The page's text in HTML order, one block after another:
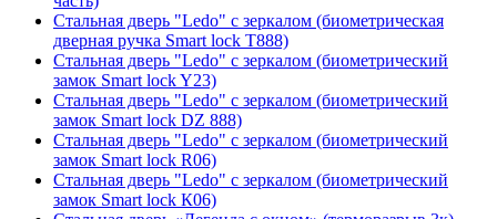
Стальная дверь "Ledo" с зеркалом (биометрическая
дверная ручка Smart lock T888)
Стальная дверь "Ledo" с зеркалом (биометрический
замок Smart lock Y23)
Стальная дверь "Ledo" с зеркалом (биометрический
замок Smart lock DZ 888)
Стальная дверь "Ledo" с зеркалом (биометрический
замок Smart lock R06)
Стальная дверь "Ledo" с зеркалом (биометрический
замок Smart lock К06)